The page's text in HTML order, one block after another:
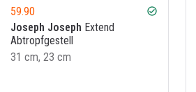
59.90 check_circle
Joseph Joseph Extend
Abtropfgestell
31 cm, 23 cm